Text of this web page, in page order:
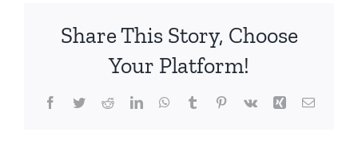
Share This Story, Choose
Your Platform!
Facebook
TwitterRedditLinkedInWhatsApp
TumblrPinterest
Vk Xing Email